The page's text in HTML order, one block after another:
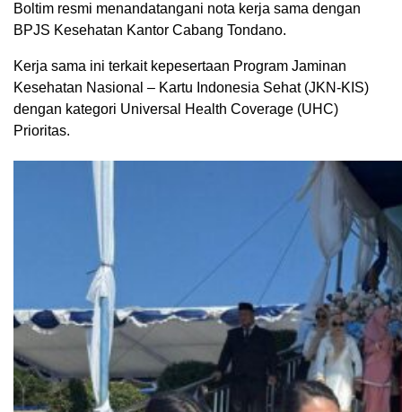
Boltim resmi menandatangani nota kerja sama dengan
BPJS Kesehatan Kantor Cabang Tondano.
Kerja sama ini terkait kepesertaan Program Jaminan
Kesehatan Nasional – Kartu Indonesia Sehat (JKN-KIS)
dengan kategori Universal Health Coverage (UHC)
Prioritas.